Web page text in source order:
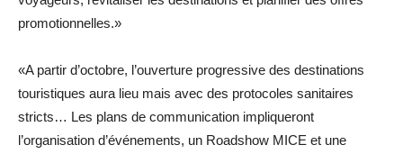
promotionnelles.»
«A partir d’octobre, l’ouverture progressive des destinations
touristiques aura lieu mais avec des protocoles sanitaires
stricts… Les plans de communication impliqueront
l’organisation d’événements, un Roadshow MICE et une